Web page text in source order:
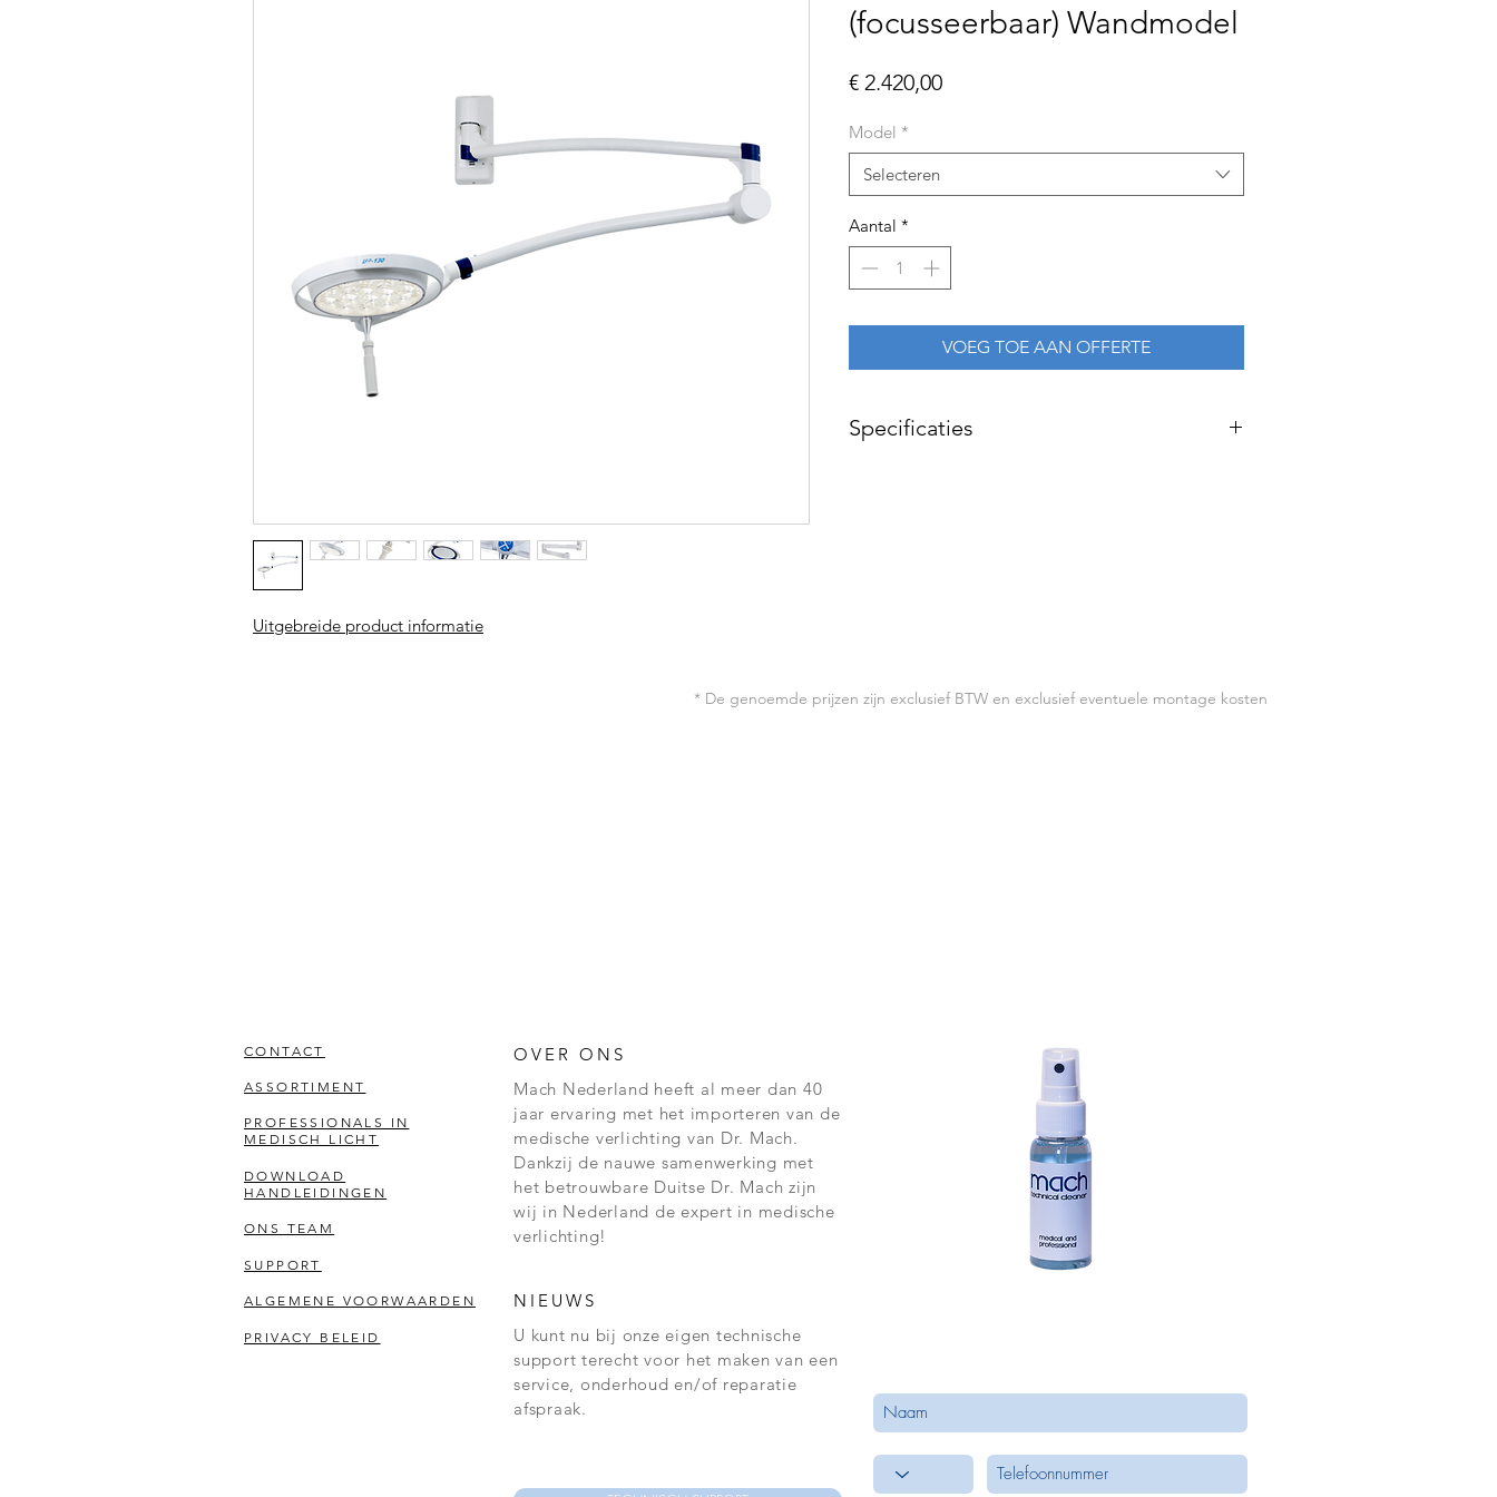
Uitgebreide product informatie
(focusseerbaar) Wandmodel
€ 2.420,00Prijs
Model *
Selecteren
Aantal *
VOEG TOE AAN OFFERTE
Specificaties
* De genoemde prijzen zijn exclusief BTW en exclusief eventuele montage kosten
CONTACT
ASSORTIMENT
PROFESSIONALS IN
MEDISCH LICHT
DOWNLOAD
HANDLEIDINGEN
ONS TEAM
SUPPORT
ALGEMENE VOORWAARDEN
PRIVACY BELEID
OVER ONS
Mach Nederland heeft al meer dan 40
jaar ervaring met het importeren van de
medische verlichting van Dr. Mach.
Dankzij de nauwe samenwerking met
het betrouwbare Duitse Dr. Mach zijn
wij in Nederland de expert in medische
verlichting!
NIEUWS
U kunt nu bij onze eigen technische
support terecht voor het maken van een
service, onderhoud en/of reparatie
afspraak.